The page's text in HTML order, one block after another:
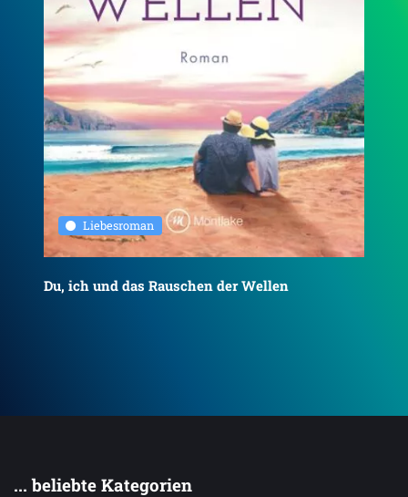
Liebesroman
Du, ich und das Rauschen der Wellen
... beliebte Kategorien